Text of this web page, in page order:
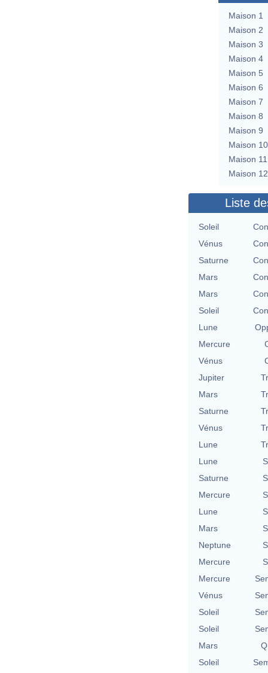
Maison 1
Maison 2
Maison 3
Maison 4
Maison 5
Maison 6
Maison 7
Maison 8
Maison 9
Maison 10
Maison 11
Maison 12
Liste
Soleil
Vénus
Saturne
Mars
Mars
Soleil
Lune
Mercure
Vénus
Jupiter
Mars
Saturne
Vénus
Lune
Lune
Saturne
Mercure
Lune
Mars
Neptune
Mercure
Mercure
Vénus
Soleil
Soleil
Mars
Soleil